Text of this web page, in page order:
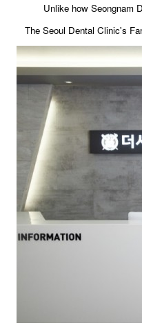
​Unlike how Seongnam
The Seoul Dental Clinic's